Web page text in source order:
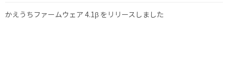
かえうちファームウェア 4.1β をリリースしました